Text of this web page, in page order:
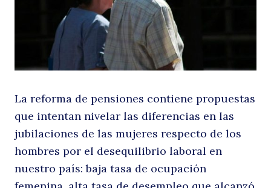
La reforma de pensiones contiene propuestas
que intentan nivelar las diferencias en las
jubilaciones de las mujeres respecto de los
hombres por el desequilibrio laboral en
nuestro país: baja tasa de ocupación